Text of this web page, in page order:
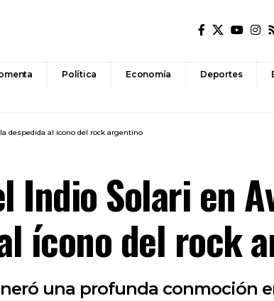
Política Economía Deportes
despedida al ícono del rock argentino
Solari en
ícono del rock
una profunda conmoción